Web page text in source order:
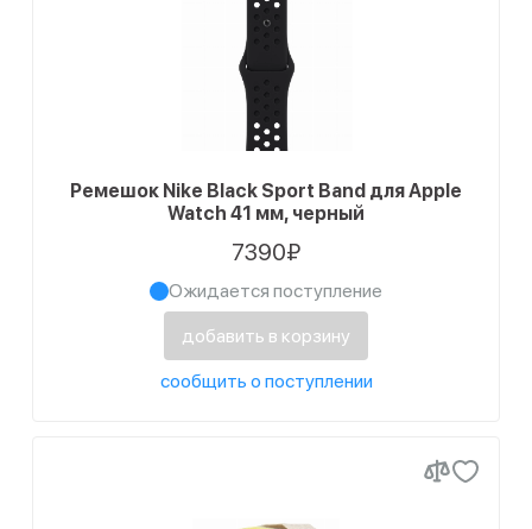
Ремешок Nike Black Sport Band для Apple
Watch 41 мм, черный
7390₽
Ожидается поступление
добавить в корзину
сообщить о поступлении